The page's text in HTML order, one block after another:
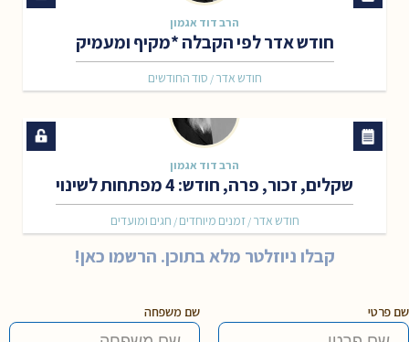
הרב דוד אגמון
חודש אדר לפי הקבלה *מקיף ומעמיק
סוד החודשים / חודש אדר
הרב דוד אגמון
שקלים, זכור, פרה, חודש: 4 מפתחות לשינוי
חגים ומועדים / זמנים מיוחדים / חודש אדר
קבלו ניוזלטר מלא בתוכן. הרשמו כאן!
שם פרטי שם משפחה